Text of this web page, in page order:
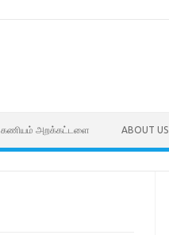
கணியம் அறக்கட்டளை ABOUT US